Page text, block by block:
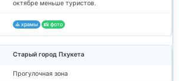
октябре меньше туристов.
⛪ храмы 📸 фото
Старый город Пхукета
Прогулочная зона